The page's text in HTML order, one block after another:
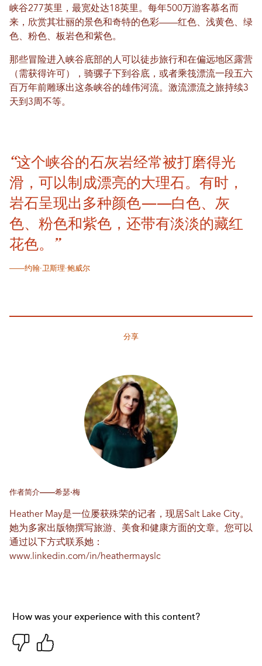
峡谷277英里，最宽处达18英里。每年500万游客慕名而
来，欣赏其壮丽的景色和奇特的色彩——红色、浅黄色、绿
色、粉色、板岩色和紫色。
那些冒险进入峡谷底部的人可以徒步旅行和在偏远地区露营
（需获得许可），骑骡子下到谷底，或者乘筏漂流一段五六
百万年前雕琢出这条峡谷的雄伟河流。激流漂流之旅持续3
天到3周不等。
“这个峡谷的石灰岩经常被打磨得光
滑，可以制成漂亮的大理石。有时，
岩石呈现出多种颜色——白色、灰
色、粉色和紫色，还带有淡淡的藏红
花色。”
——约翰·卫斯理·鲍威尔
分享
作者简介——希瑟·梅
Heather May是一位屡获殊荣的记者，现居Salt Lake City。
她为多家出版物撰写旅游、美食和健康方面的文章。您可以
通过以下方式联系她：
www.linkedin.com/in/heathermayslc